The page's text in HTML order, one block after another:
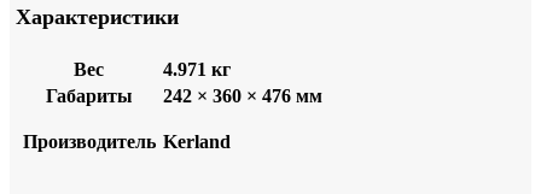
Характеристики
Вес
4.971 кг
Габариты
242 × 360 × 476 мм
Производитель Kerland